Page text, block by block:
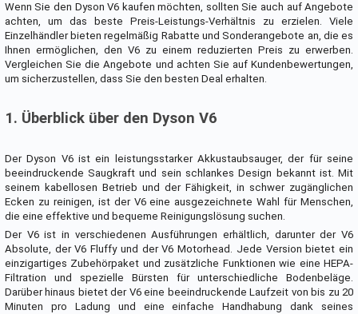
Wenn Sie den Dyson V6 kaufen möchten, sollten Sie auch auf Angebote
achten, um das beste Preis-Leistungs-Verhältnis zu erzielen. Viele
Einzelhändler bieten regelmäßig Rabatte und Sonderangebote an, die es
Ihnen ermöglichen, den V6 zu einem reduzierten Preis zu erwerben.
Vergleichen Sie die Angebote und achten Sie auf Kundenbewertungen,
um sicherzustellen, dass Sie den besten Deal erhalten.
1. Überblick über den Dyson V6
Der Dyson V6 ist ein leistungsstarker Akkustaubsauger, der für seine
beeindruckende Saugkraft und sein schlankes Design bekannt ist. Mit
seinem kabellosen Betrieb und der Fähigkeit, in schwer zugänglichen
Ecken zu reinigen, ist der V6 eine ausgezeichnete Wahl für Menschen,
die eine effektive und bequeme Reinigungslösung suchen.
Der V6 ist in verschiedenen Ausführungen erhältlich, darunter der V6
Absolute, der V6 Fluffy und der V6 Motorhead. Jede Version bietet ein
einzigartiges Zubehörpaket und zusätzliche Funktionen wie eine HEPA-
Filtration und spezielle Bürsten für unterschiedliche Bodenbeläge.
Darüber hinaus bietet der V6 eine beeindruckende Laufzeit von bis zu 20
Minuten pro Ladung und eine einfache Handhabung dank seines